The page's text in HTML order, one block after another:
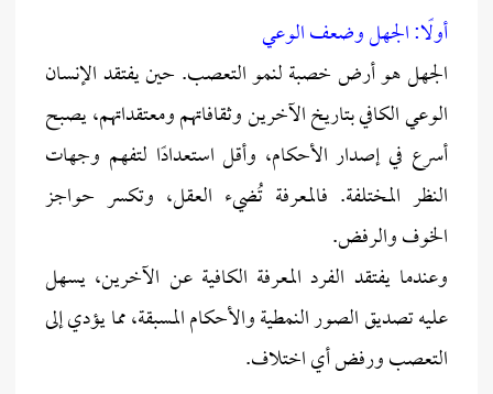
أولًا: الجهل وضعف الوعي
الجهل هو أرض خصبة لنمو التعصب. حين يفتقد الإنسان
الوعي الكافي بتاريخ الآخرين وثقافاتهم ومعتقداتهم، يصبح
أسرع في إصدار الأحكام، وأقل استعدادًا لتفهم وجهات
النظر المختلفة. فالمعرفة تُضيء العقل، وتكسر حواجز
الخوف والرفض.
وعندما يفتقد الفرد المعرفة الكافية عن الآخرين، يسهل
عليه تصديق الصور النمطية والأحكام المسبقة، مما يؤدي إلى
التعصب ورفض أي اختلاف.